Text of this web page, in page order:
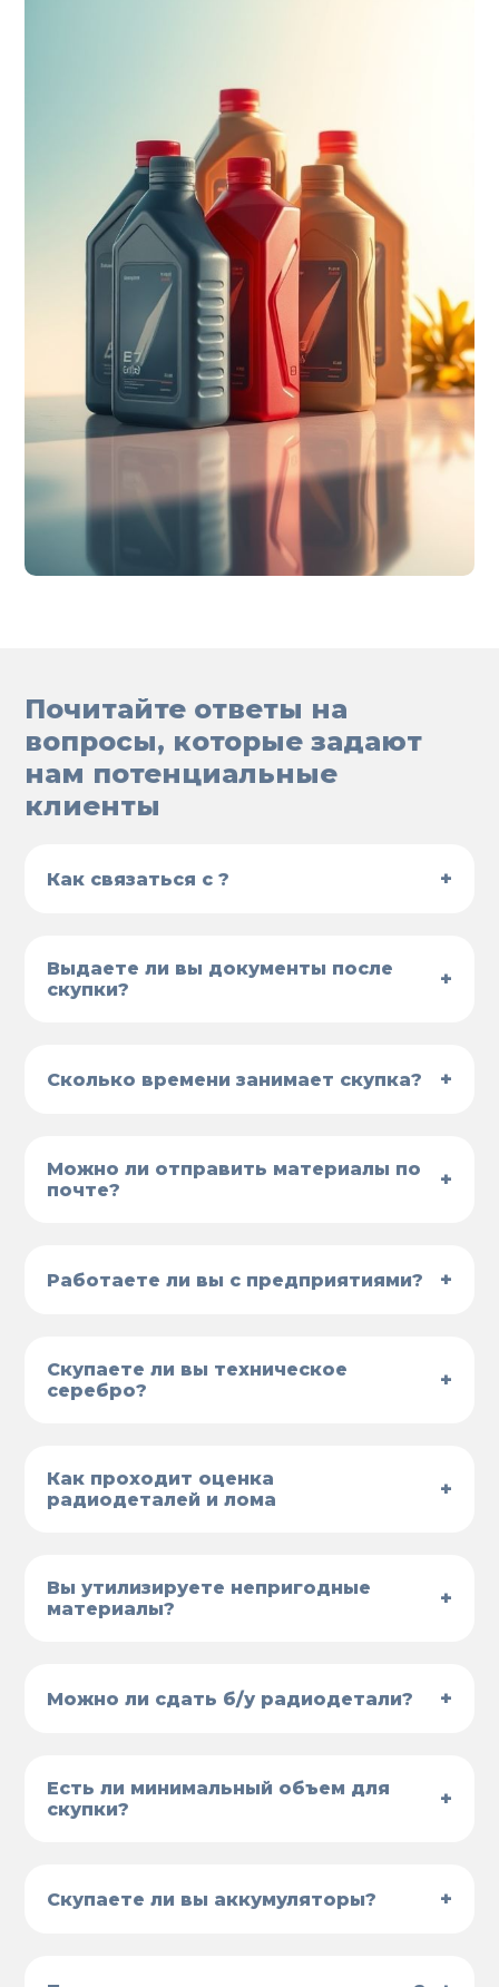
Почитайте ответы на
вопросы, которые задают
нам потенциальные
клиенты
Как связаться с ? +
Выдаете ли вы документы после
скупки?
+
Сколько времени занимает скупка? +
Можно ли отправить материалы по
почте?
+
Работаете ли вы с предприятиями? +
Скупаете ли вы техническое
серебро?
+
Как проходит оценка
радиодеталей и лома
+
Вы утилизируете непригодные
материалы?
+
Можно ли сдать б/у радиодетали? +
Есть ли минимальный объем для
скупки?
+
Скупаете ли вы аккумуляторы? +